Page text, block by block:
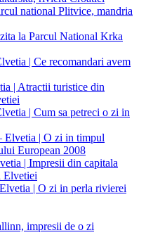
national Plitvice, mandria
la Parcul National Krka
| Ce recomandari avem
| Atractii turistice din
| Cum sa petreci o zi in
Elvetia | O zi in timpul
European 2008
| Impresii din capitala
Elvetiei
| O zi in perla rivierei
impresii de o zi